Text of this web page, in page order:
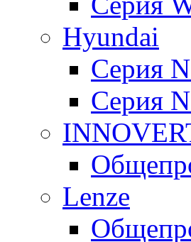
Hyundai
Серия
Серия
Lenze